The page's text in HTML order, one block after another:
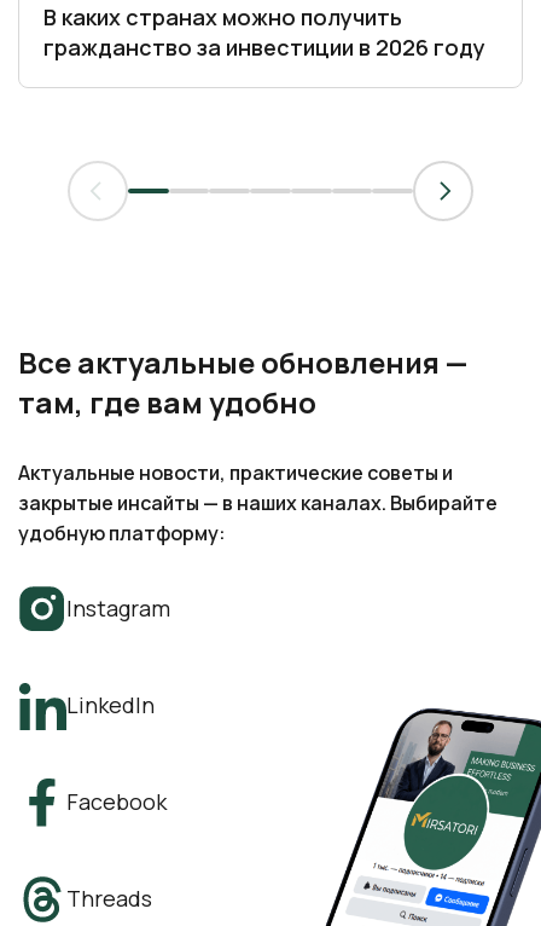
В каких странах можно получить
гражданство за инвестиции в 2026 году
Все актуальные обновления —
там, где вам удобно
Актуальные новости, практические советы и
закрытые инсайты — в наших каналах. Выбирайте
удобную платформу:
Instagram
LinkedIn
Facebook
Threads